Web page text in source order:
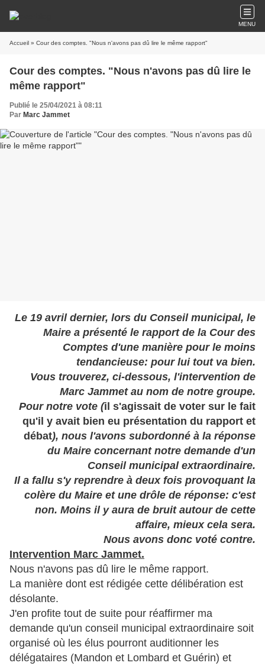
MENU
Accueil » Cour des comptes. "Nous n'avons pas dû lire le même rapport"
Cour des comptes. "Nous n'avons pas dû lire le
même rapport"
Publié le 25/04/2021 à 08:11
Par Marc Jammet
Le 19 avril dernier, lors du Conseil municipal, le
Maire a présenté le rapport de la Cour des
Comptes d'une manière pour le moins
tendancieuse: pour lui tout va bien.
Vous trouverez, ci-dessous, l'intervention de
Marc Jammet au nom de notre groupe.
Pour notre vote (il s'agissait de voter sur le fait
qu'il y avait bien eu présentation du rapport et
débat), nous l'avons subordonné à la réponse
du Maire concernant notre demande d'un
Conseil municipal extraordinaire.
Il a fallu s'y reprendre à deux fois provoquant la
colère du Maire et une drôle de réponse: c'est
non. Moins il y aura de bruit autour de cette
affaire, mieux cela sera.
Nous avons donc voté contre.
Intervention Marc Jammet.
Nous n'avons pas dû lire le même rapport.
La manière dont est rédigée cette délibération est
désolante.
J'en profite tout de suite pour réaffirmer ma
demande qu'un conseil municipal extraordinaire soit
organisé où les élus pourront auditionner les
délégataires (Mandon et Lombard et Guérin) et